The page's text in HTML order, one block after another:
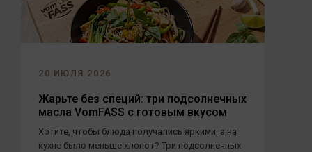
20 ИЮЛЯ 2026
Жарьте без специй: три подсолнечных
масла VomFASS с готовым вкусом
Хотите, чтобы блюда получались яркими, а на
кухне было меньше хлопот? Три подсолнечных